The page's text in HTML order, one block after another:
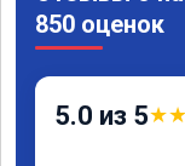
850 оценок
5.0 из 5★★